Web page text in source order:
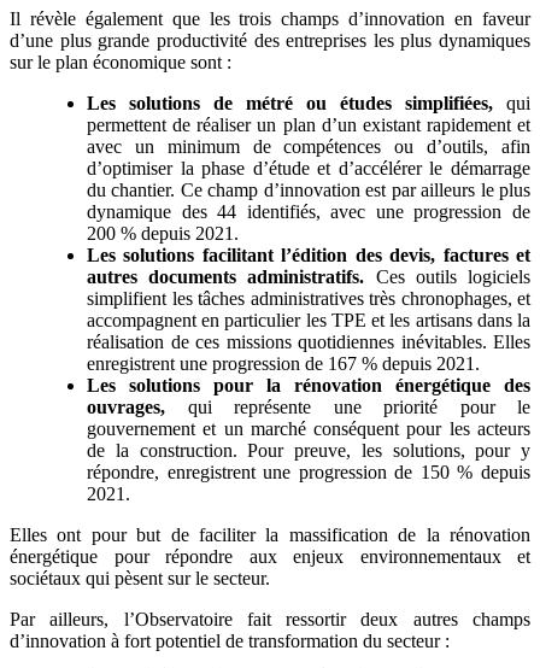
Il révèle également que les trois champs d’innovation en faveur
d’une plus grande productivité des entreprises les plus dynamiques
sur le plan économique sont :
Les solutions de métré ou études simplifiées, qui
permettent de réaliser un plan d’un existant rapidement et
avec un minimum de compétences ou d’outils, afin
d’optimiser la phase d’étude et d’accélérer le démarrage
du chantier. Ce champ d’innovation est par ailleurs le plus
dynamique des 44 identifiés, avec une progression de
200 % depuis 2021.
Les solutions facilitant l’édition des devis, factures et
autres documents administratifs. Ces outils logiciels
simplifient les tâches administratives très chronophages, et
accompagnent en particulier les TPE et les artisans dans la
réalisation de ces missions quotidiennes inévitables. Elles
enregistrent une progression de 167 % depuis 2021.
Les solutions pour la rénovation énergétique des
ouvrages, qui représente une priorité pour le
gouvernement et un marché conséquent pour les acteurs
de la construction. Pour preuve, les solutions, pour y
répondre, enregistrent une progression de 150 % depuis
2021.
Elles ont pour but de faciliter la massification de la rénovation
énergétique pour répondre aux enjeux environnementaux et
sociétaux qui pèsent sur le secteur.
Par ailleurs, l’Observatoire fait ressortir deux autres champs
d’innovation à fort potentiel de transformation du secteur :